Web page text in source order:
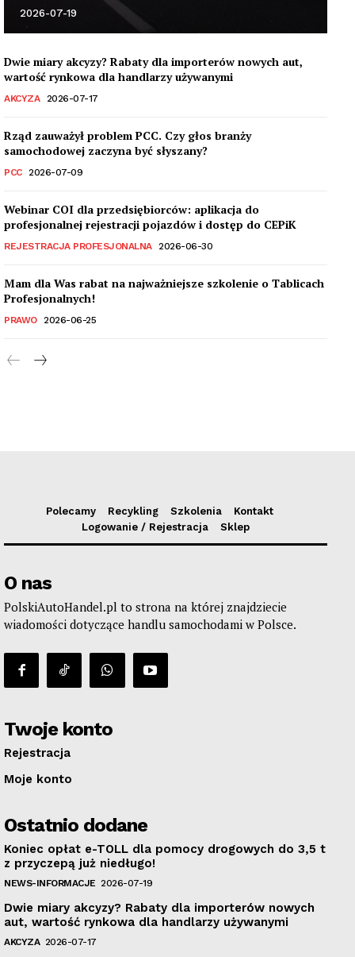
2026-07-19
Dwie miary akcyzy? Rabaty dla importerów nowych aut,
wartość rynkowa dla handlarzy używanymi
AKCYZA 2026-07-17
Rząd zauważył problem PCC. Czy głos branży
samochodowej zaczyna być słyszany?
PCC 2026-07-09
Webinar COI dla przedsiębiorców: aplikacja do
profesjonalnej rejestracji pojazdów i dostęp do CEPiK
REJESTRACJA PROFESJONALNA 2026-06-30
Mam dla Was rabat na najważniejsze szkolenie o Tablicach
Profesjonalnych!
PRAWO 2026-06-25
Polecamy Recykling Szkolenia
Kontakt
Logowanie / Rejestracja
Sklep
O nas
PolskiAutoHandel.pl to strona na której znajdziecie
wiadomości dotyczące handlu samochodami w Polsce.
Twoje konto
Rejestracja
Moje konto
Ostatnio dodane
Koniec opłat e-TOLL dla pomocy drogowych do 3,5 t
z przyczepą już niedługo!
NEWS-INFORMACJE 2026-07-19
Dwie miary akcyzy? Rabaty dla importerów nowych
aut, wartość rynkowa dla handlarzy używanymi
AKCYZA 2026-07-17